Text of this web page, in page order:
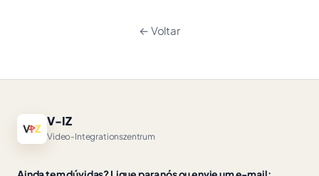
← Voltar
V-IZ
Video-Integrationszentrum